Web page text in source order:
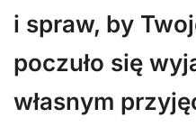
i spraw, by
poczuło się
własnym